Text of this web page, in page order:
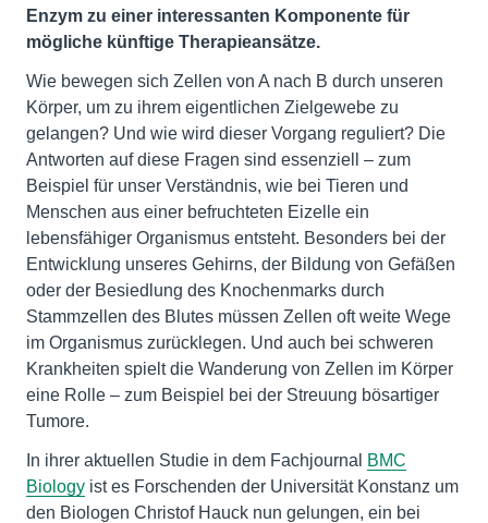
Enzym zu einer interessanten Komponente für
mögliche künftige Therapieansätze.
Wie bewegen sich Zellen von A nach B durch unseren
Körper, um zu ihrem eigentlichen Zielgewebe zu
gelangen? Und wie wird dieser Vorgang reguliert? Die
Antworten auf diese Fragen sind essenziell – zum
Beispiel für unser Verständnis, wie bei Tieren und
Menschen aus einer befruchteten Eizelle ein
lebensfähiger Organismus entsteht. Besonders bei der
Entwicklung unseres Gehirns, der Bildung von Gefäßen
oder der Besiedlung des Knochenmarks durch
Stammzellen des Blutes müssen Zellen oft weite Wege
im Organismus zurücklegen. Und auch bei schweren
Krankheiten spielt die Wanderung von Zellen im Körper
eine Rolle – zum Beispiel bei der Streuung bösartiger
Tumore.
In ihrer aktuellen Studie in dem Fachjournal
BMC
Biology ist es Forschenden der Universität Konstanz um
den Biologen Christof Hauck nun gelungen, ein bei